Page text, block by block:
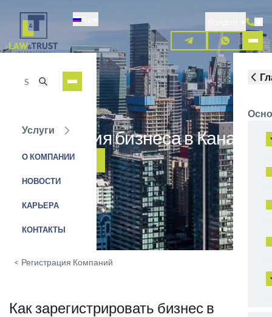
основному
содержанию
Услуги
О КОМПАНИИ
НОВОСТИ
КАРЬЕРА
КОНТАКТЫ
Регистрация бизнеса в Канаде
ЗАЯВКА НА УСЛУГУ
< Регистрация Компаний
Как зарегистрировать бизнес в